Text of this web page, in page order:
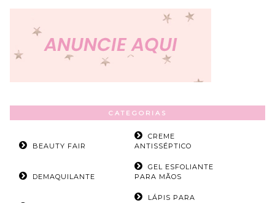
CATEGORIAS
BEAUTY FAIR
CREME
ANTISSÉPTICO
DEMAQUILANTE
GEL ESFOLIANTE
PARA MÃOS
LÁPIS PARA